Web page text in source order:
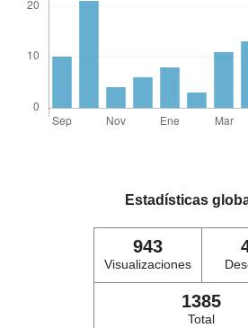
Estadísticas
943
Visualizaciones
1385
Total